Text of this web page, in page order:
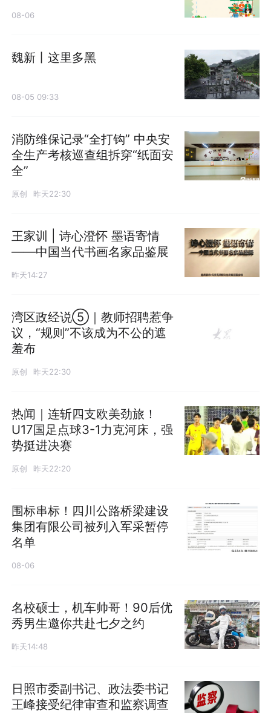
08-06
魏新丨这里多黑
08-05 09:33
消防维保记录“全打钩” 中央安
全生产考核巡查组拆穿“纸面安
全”
原创 昨天22:30
王家训 | 诗心澄怀 墨语寄情
——中国当代书画名家品鉴展
昨天14:27
湾区政经说⑤｜教师招聘惹争
议，“规则”不该成为不公的遮
羞布
原创 昨天22:30
热闻｜连斩四支欧美劲旅！
U17国足点球3-1力克河床，强
势挺进决赛
原创 昨天22:20
围标串标！四川公路桥梁建设
集团有限公司被列入军采暂停
名单
08-06
名校硕士，机车帅哥！90后优
秀男生邀你共赴七夕之约
昨天14:48
日照市委副书记、政法委书记
王峰接受纪律审查和监察调查